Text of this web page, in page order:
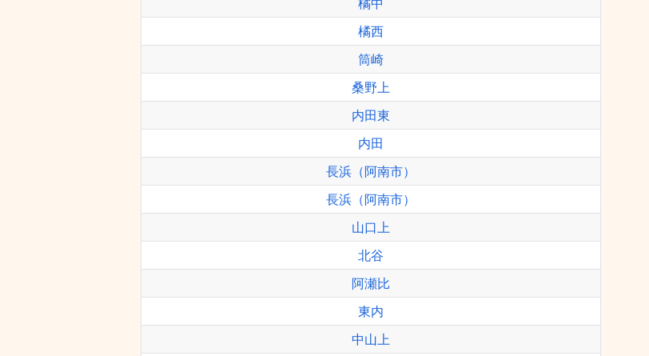
橘中
橘西
筒崎
桑野上
内田東
内田
長浜（阿南市）
長浜（阿南市）
山口上
北谷
阿瀬比
東内
中山上